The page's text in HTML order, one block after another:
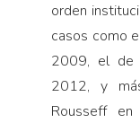
orden
casos como
2009, el de
2012, y
Rousseff